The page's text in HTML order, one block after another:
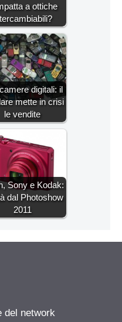
a ottiche
digitali: il
mette in crisi
le vendite
Sony e Kodak:
dal Photoshow
2011
del network